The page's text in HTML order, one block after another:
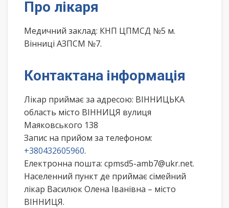
Про лікаря
Медичний заклад: КНП ЦПМСД №5 м.
Вінниці АЗПСМ №7.
Контактана інформація
Лікар приймає за адресою: ВІННИЦЬКА
область місто ВІННИЦЯ вулиця
Маяковського 138
Запис на прийом за телефоном:
+380432605960.
Електронна пошта: cpmsd5-amb7@ukr.net.
Населенний пункт де приймає сімейний
лікар Василюк Олена Іванівна – місто
ВІННИЦЯ.